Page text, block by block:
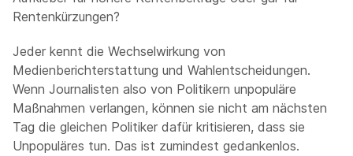
Rentenkürzungen?
Jeder kennt die Wechselwirkung von
Medienberichterstattung und Wahlentscheidungen.
Wenn Journalisten also von Politikern unpopuläre
Maßnahmen verlangen, können sie nicht am nächsten
Tag die gleichen Politiker dafür kritisieren, dass sie
Unpopuläres tun. Das ist zumindest gedankenlos.